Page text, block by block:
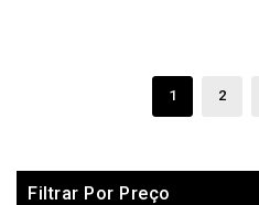
1 2
Filtrar Por Preço